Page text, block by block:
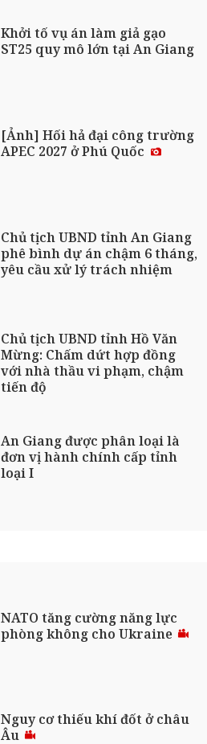
Khởi tố vụ án làm giả gạo
ST25 quy mô lớn tại An Giang
[Ảnh] Hối hả đại công trường
APEC 2027 ở Phú Quốc
Chủ tịch UBND tỉnh An Giang
phê bình dự án chậm 6 tháng,
yêu cầu xử lý trách nhiệm
Chủ tịch UBND tỉnh Hồ Văn
Mừng: Chấm dứt hợp đồng
với nhà thầu vi phạm, chậm
tiến độ
An Giang được phân loại là
đơn vị hành chính cấp tỉnh
loại I
NATO tăng cường năng lực
phòng không cho Ukraine
Nguy cơ thiếu khí đốt ở châu
Âu